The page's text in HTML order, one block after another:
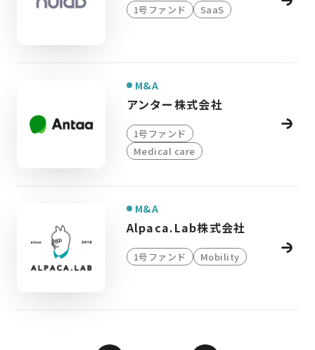
1号ファンド SaaS
M&A
アンター株式会社
1号ファンド
Medical care
M&A
Alpaca.Lab株式会社
1号ファンド Mobility